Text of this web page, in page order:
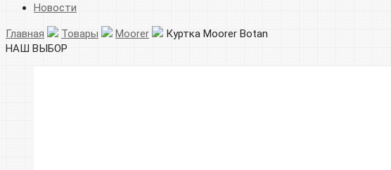
Новости
Главная Товары Moorer
Куртка Moorer Botan
НАШ ВЫБОР